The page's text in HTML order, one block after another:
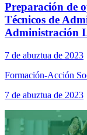
Preparación de
Técnicos de
Administración
7 de abuztua de 2023
Formación-Acción
7 de abuztua de 2023